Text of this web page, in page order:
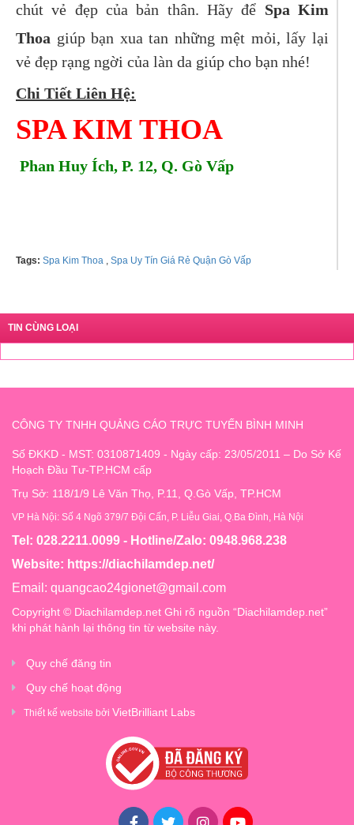
chút vẻ đẹp của bản thân. Hãy để Spa Kim
Thoa giúp bạn xua tan những mệt mỏi, lấy lại
vẻ đẹp rạng ngời của làn da giúp cho bạn nhé!
Chi Tiết Liên Hệ:
SPA KIM THOA
Phan Huy Ích, P. 12, Q. Gò Vấp
Tags: Spa Kim Thoa , Spa Uy Tín Giá Rẻ Quận Gò Vấp
TIN CÙNG LOẠI
CÔNG TY TNHH QUẢNG CÁO TRỰC TUYẾN BÌNH MINH
Số ĐKKD - MST: 0310871409 - Ngày cấp: 23/05/2011 – Do Sở Kế
Hoạch Đầu Tư-TP.HCM cấp
Trụ Sở: 118/1/9 Lê Văn Thọ, P.11, Q.Gò Vấp, TP.HCM
VP Hà Nội: Số 4 Ngõ 379/7 Đội Cấn, P. Liễu Giai, Q.Ba Đình, Hà Nội
Tel: 028.2211.0099 - Hotline/Zalo: 0948.968.238
Website: https://diachilamdep.net/
Email: quangcao24gionet@gmail.com
Copyright © Diachilamdep.net Ghi rõ nguồn “Diachilamdep.net”
khi phát hành lại thông tin từ website này.
Quy chế đăng tin
Quy chế hoạt động
Thiết kế website bởi VietBrilliant Labs